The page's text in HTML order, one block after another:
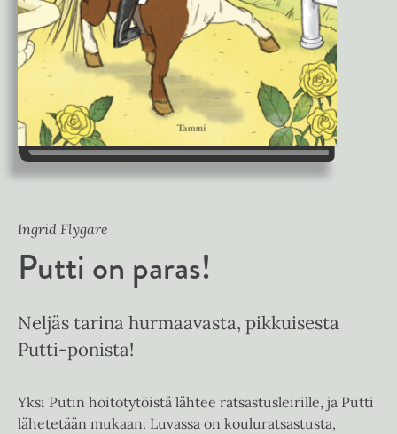
Ingrid Flygare
Putti on paras!
Neljäs tarina hurmaavasta, pikkuisesta
Putti-ponista!
Yksi Putin hoitotytöistä lähtee ratsastusleirille, ja Putti
lähetetään mukaan. Luvassa on kouluratsastusta,